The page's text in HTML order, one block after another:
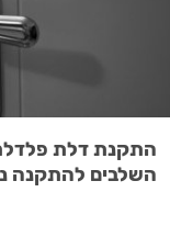
התקנת דלת
השלבים להתקנה